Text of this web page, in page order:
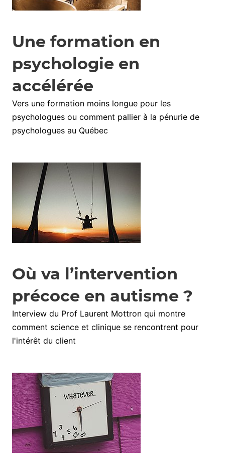
Une formation en
psychologie en
accélérée
Vers une formation moins longue pour les
psychologues ou comment pallier à la pénurie de
psychologues au Québec
Où va l’intervention
précoce en autisme ?
Interview du Prof Laurent Mottron qui montre
comment science et clinique se rencontrent pour
l'intérêt du client